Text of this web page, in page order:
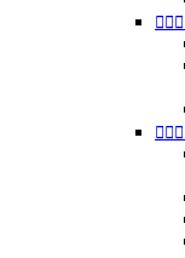
  
  